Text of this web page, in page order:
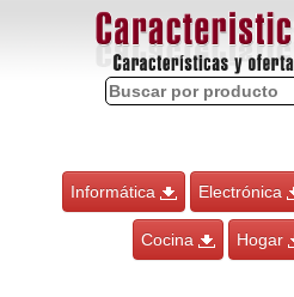
Informática Electrónica
Cocina Hogar